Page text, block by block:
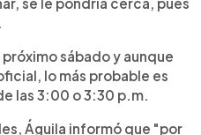
sábado y aunque
lo más probable es
las 3:00 o 3:30 p.m.
Águila informó que "por